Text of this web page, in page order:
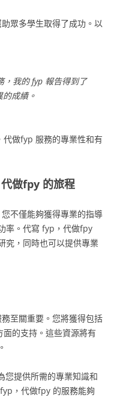
眾多學生取得了成功。以
，我的 fyp 報告得到了
成績。
做fyp 服務的專業性和有
做fpy 的旅程
不僅能夠獲得專業的指導
率。代寫 fyp，代做fpy
究，同時也可以提供專業
至關重要。您將獲得包括
的支持。這些資源將有
您提供所需的專業知識和
，代做fpy 的服務能夠